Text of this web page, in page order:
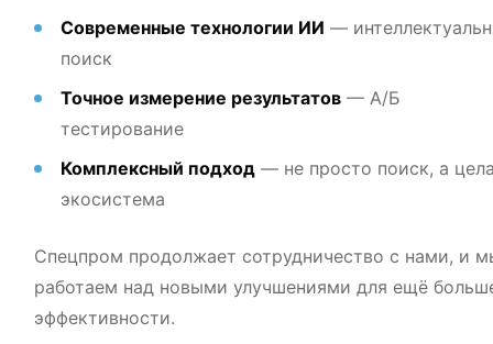
Современные технологии ИИ —
поиск
Точное измерение результатов — А/Б
тестирование
Комплексный подход — не просто поиск, а
экосистема
Спецпром продолжает сотрудничество с нами, и
работаем над новыми улучшениями для ещё
эффективности.